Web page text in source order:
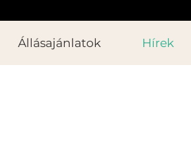
Állásajánlatok Hírek